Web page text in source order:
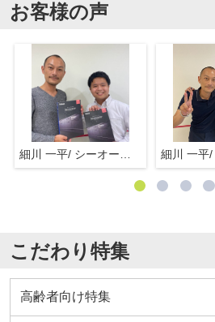
お客様の声
こだわり特集
高齢者向け特集